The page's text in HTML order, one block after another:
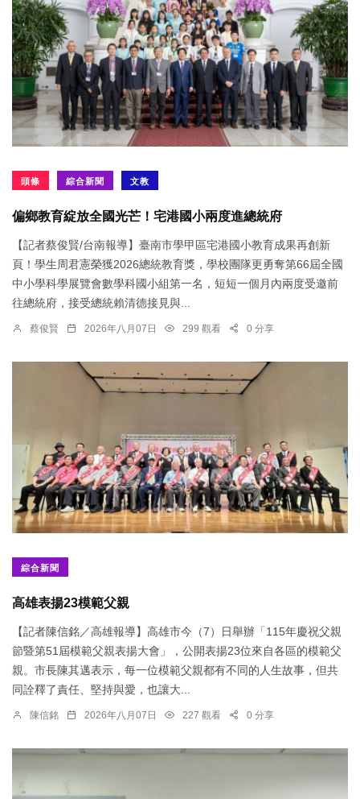
頭條 綜合新聞 文教
偏鄉教育綻放全國光芒！宅港國小兩度進總統府
【記者蔡俊賢/台南報導】臺南市學甲區宅港國小教育成果再創新
頁！學生周君憲榮獲2026總統教育獎，學校團隊更勇奪第66屆全國
中小學科學展覽會數學科國小組第一名，短短一個月內兩度受邀前
往總統府，接受總統賴清德接見與...
蔡俊賢 2026年八月07日 299 觀看 0 分享
綜合新聞
​高雄表揚23模範父親
【記者陳信銘／高雄報導】高雄市今（7）日舉辦「115年慶祝父親
節暨第51屆模範父親表揚大會」，公開表揚23位來自各區的模範父
親。市長陳其邁表示，每一位模範父親都有不同的人生故事，但共
同詮釋了責任、堅持與愛，也讓大...
陳信銘 2026年八月07日 227 觀看 0 分享